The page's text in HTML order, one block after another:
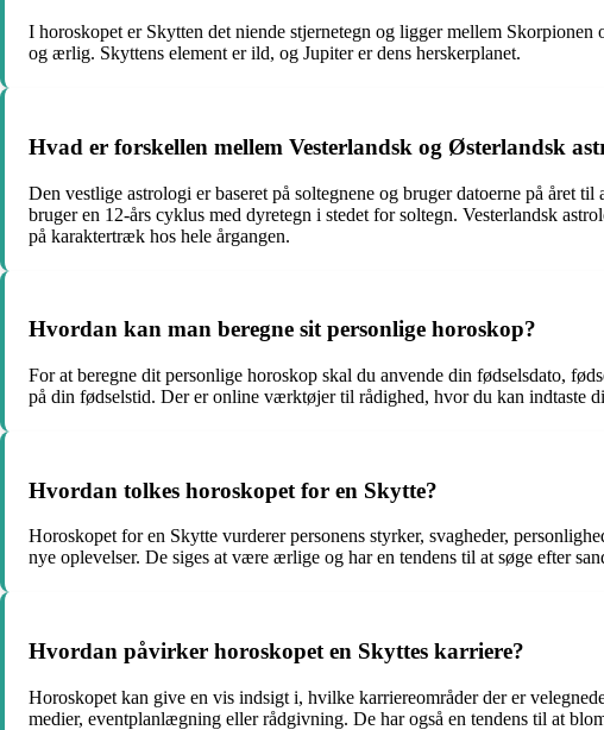
I horoskopet er Skytten det niende stjernetegn og ligger mellem
og ærlig. Skyttens element er ild, og Jupiter er dens herskerplanet.
Hvad er forskellen mellem Vesterlandsk og Østerlandsk
Den vestlige astrologi er baseret på soltegnene og bruger datoerne på året
bruger en 12-års cyklus med dyretegn i stedet for soltegn. Vesterlandsk
på karaktertræk hos hele årgangen.
Hvordan kan man beregne sit personlige horoskop?
For at beregne dit personlige horoskop skal du anvende din fødselsdato,
på din fødselstid. Der er online værktøjer til rådighed, hvor du kan indtaste
Hvordan tolkes horoskopet for en Skytte?
Horoskopet for en Skytte vurderer personens styrker, svagheder,
nye oplevelser. De siges at være ærlige og har en tendens til at søge efter
Hvordan påvirker horoskopet en Skyttes karriere?
Horoskopet kan give en vis indsigt i, hvilke karriereområder der er
medier, eventplanlægning eller rådgivning. De har også en tendens til at